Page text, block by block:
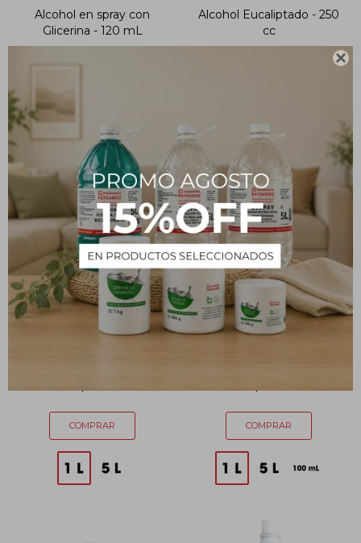

Alcohol en spray con
Glicerina - 120 mL
84
Alcohol Eucaliptado - 250
cc
73